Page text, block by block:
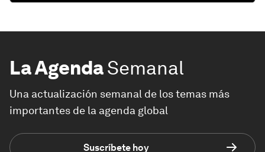
La AgendaSemanal
Una actualización semanal de los temas más
importantes de la agenda global
Suscríbete hoy